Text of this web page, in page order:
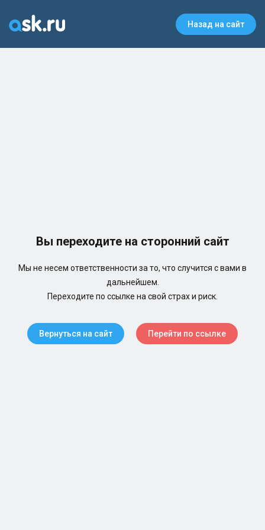
Назад на сайт
Вы переходите на сторонний сайт
Мы не несем ответственности за то, что случится с вами в
дальнейшем.
Переходите по ссылке на свой страх и риск.
Вернуться на сайт Перейти по ссылке